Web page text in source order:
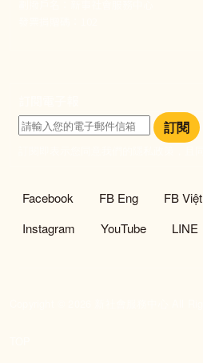
訂閱
社群選單
Facebook FB Eng FB Việt
Instagram
YouTube LINE